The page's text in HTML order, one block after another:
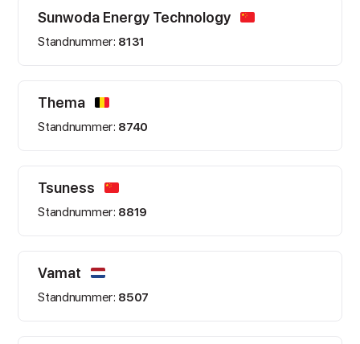
Sunwoda Energy Technology
Standnummer: 8131
Thema
Standnummer: 8740
Tsuness
Standnummer: 8819
Vamat
Standnummer: 8507